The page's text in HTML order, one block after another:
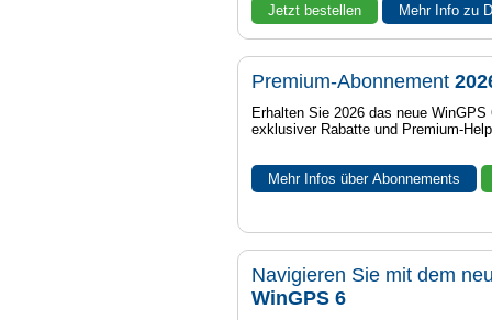
Jetzt bestellen Mehr Info zu
Premium-Abonnement
Erhalten Sie 2026 das neue
exklusiver Rabatte und Premium-
Mehr Infos über Abonnements
Navigieren Sie mit dem
WinGPS 6